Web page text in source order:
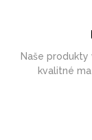
Naše produkty
kvalitné